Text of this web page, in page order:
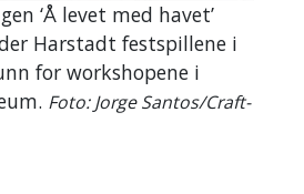
‘Å levet med havet’
Harstadt festspillene i
for workshopene i
Foto: Jorge Santos/Craft-